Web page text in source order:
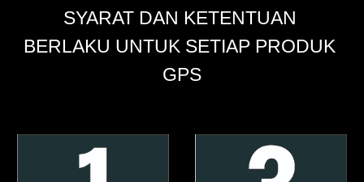
SYARAT DAN KETENTUAN
BERLAKU UNTUK SETIAP PRODUK
GPS